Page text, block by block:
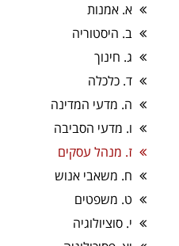
א. אמנות
ב. היסטוריה
ג. חינוך
ד. כלכלה
ה. מדעי המדינה
ו. מדעי הסביבה
ז. מנהל עסקים
ח. משאבי אנוש
ט. משפטים
י. סוציולוגיה